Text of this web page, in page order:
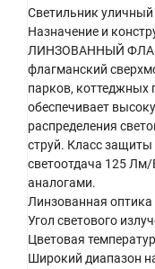
Светильник
Назначение и
ЛИНЗОВАННЫЙ
флагманский
парков, коттеджных
обеспечивает
распределения
струй. Класс защиты
светоотдача 125
аналогами.
Линзованная оптика
Угол светового
Цветовая
Широкий диапазон